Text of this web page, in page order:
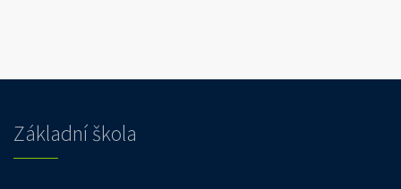
Základní škola